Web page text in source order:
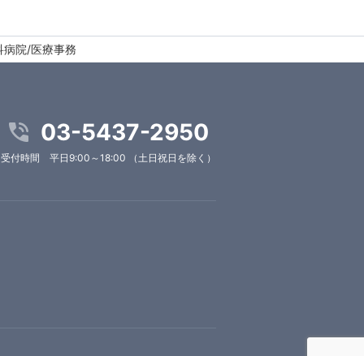
院/医療事務
03-5437-2950
受付時間 平日9:00～18:00 （土日祝日を除く）